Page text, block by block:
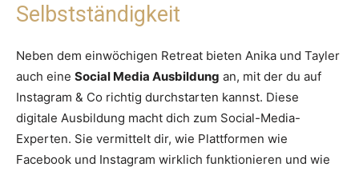
Selbstständigkeit
Neben dem einwöchigen Retreat bieten Anika und Tayler
auch eine Social Media Ausbildung an, mit der du auf
Instagram & Co richtig durchstarten kannst. Diese
digitale Ausbildung macht dich zum Social-Media-
Experten. Sie vermittelt dir, wie Plattformen wie
Facebook und Instagram wirklich funktionieren und wie